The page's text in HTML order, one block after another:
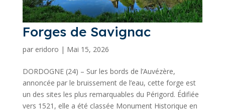
Forges de Savignac
par eridoro | Mai 15, 2026
DORDOGNE (24) – Sur les bords de l’Auvézère,
annoncée par le bruissement de l’eau, cette forge est
un des sites les plus remarquables du Périgord. Édifiée
vers 1521, elle a été classée Monument Historique en